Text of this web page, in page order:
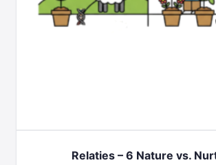
Relaties – 6 Nature vs.